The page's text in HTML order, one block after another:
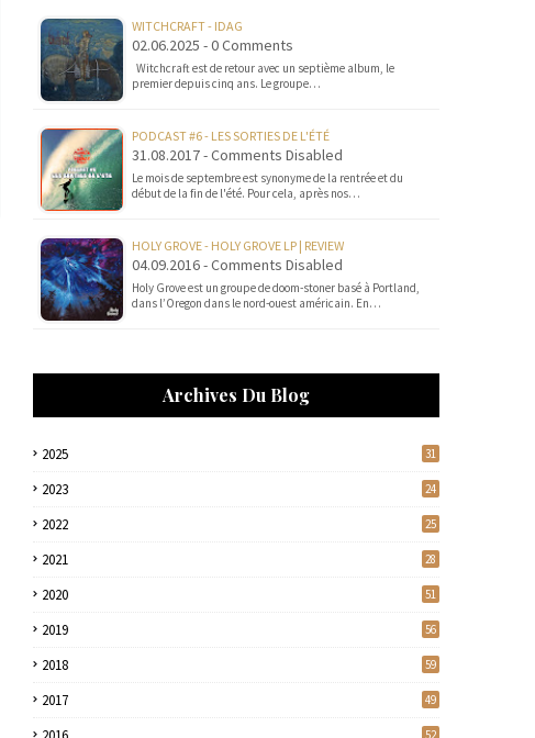
WITCHCRAFT - IDAG
02.06.2025 - 0 Comments
Witchcraft est de retour avec un septième album, le
premier depuis cinq ans. Le groupe…
PODCAST #6 - LES SORTIES DE L'ÉTÉ
31.08.2017 - Comments Disabled
Le mois de septembre est synonyme de la rentrée et du
début de la fin de l'été. Pour cela, après nos…
HOLY GROVE - HOLY GROVE LP | REVIEW
04.09.2016 - Comments Disabled
Holy Grove est un groupe de doom-stoner basé à Portland,
dans l’Oregon dans le nord-ouest américain. En…
Archives Du Blog
2025 31
2023 24
2022 25
2021 28
2020 51
2019 56
2018 59
2017 49
52